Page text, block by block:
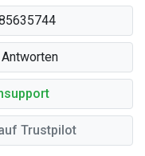
Antworten
Trustpilot